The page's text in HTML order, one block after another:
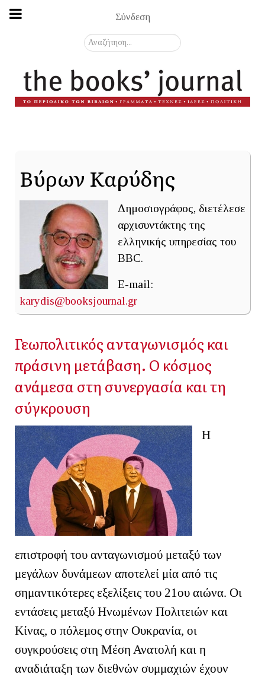
Σύνδεση
Αναζήτηση...
Βύρων Καρύδης
Δημοσιογράφος, διετέλεσε
αρχισυντάκτης της
ελληνικής υπηρεσίας του
BBC.
E-mail:
karydis@booksjournal.gr
Γεωπολιτικός ανταγωνισμός και
πράσινη μετάβαση. Ο κόσμος
ανάμεσα στη συνεργασία και τη
σύγκρουση
Η
επιστροφή του ανταγωνισμού μεταξύ των
μεγάλων δυνάμεων αποτελεί μία από τις
σημαντικότερες εξελίξεις του 21ου αιώνα. Οι
εντάσεις μεταξύ Ηνωμένων Πολιτειών και
Κίνας, ο πόλεμος στην Ουκρανία, οι
συγκρούσεις στη Μέση Ανατολή και η
αναδιάταξη των διεθνών συμμαχιών έχουν